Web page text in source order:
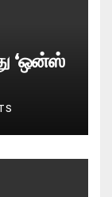
‘ஒன்ஸ்